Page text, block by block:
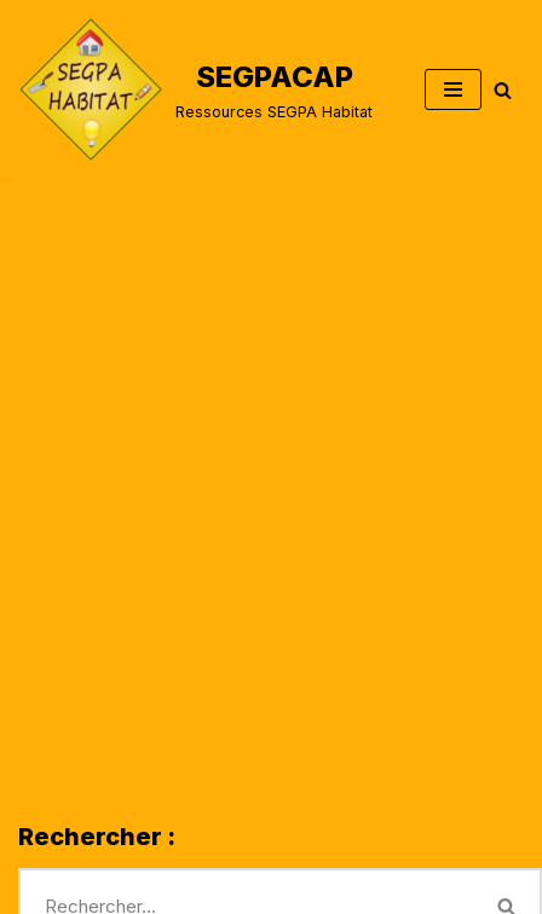
Aller
au
contenu
SEGPACAP
Ressources SEGPA Habitat
Rechercher :